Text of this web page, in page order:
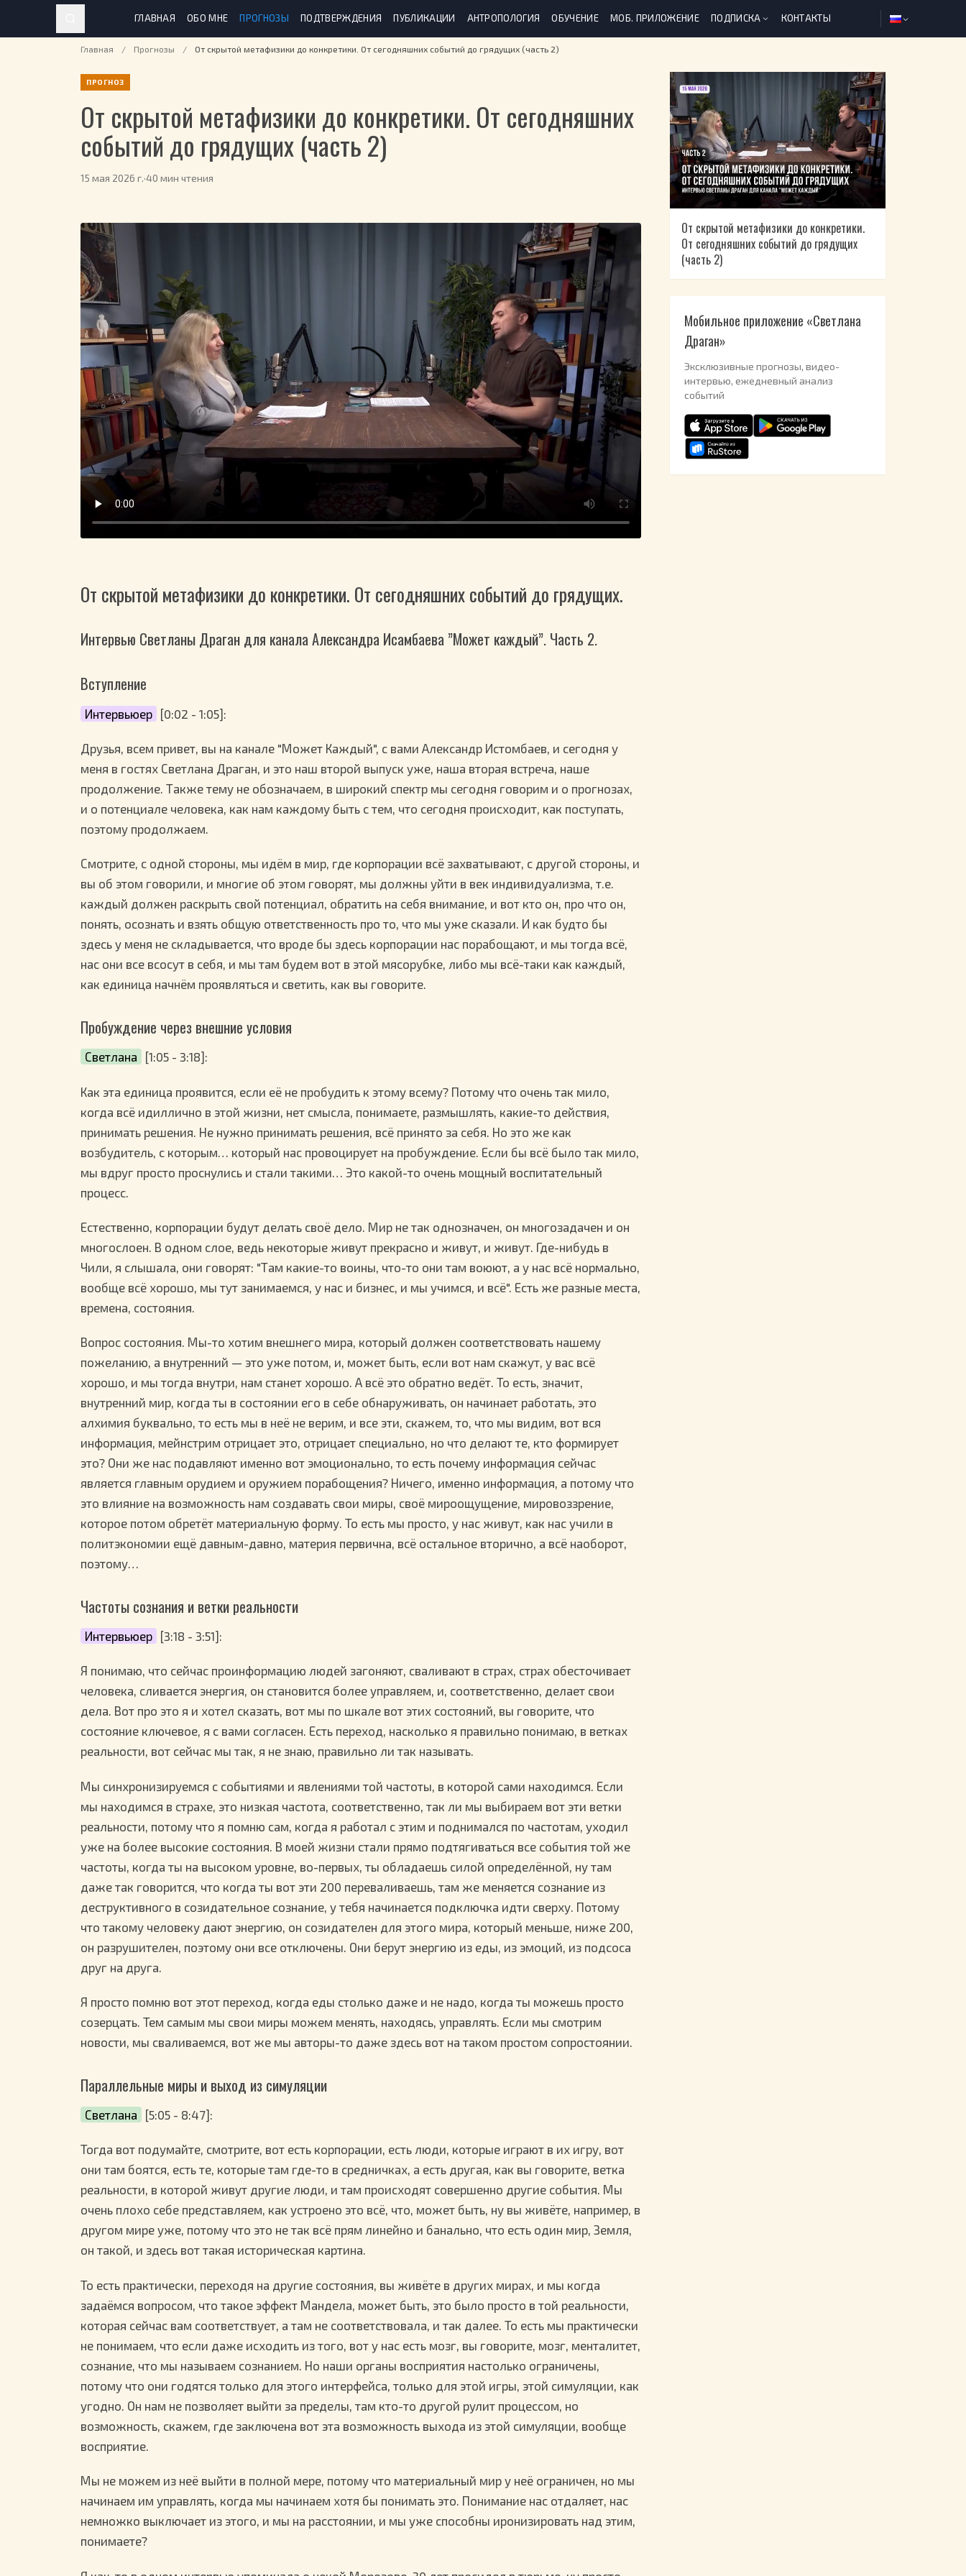
ГЛАВНАЯ ОБО МНЕ ПРОГНОЗЫ ПОДТВЕРЖДЕНИЯ ПУБЛИКАЦИИ АНТРОПОЛОГИЯ ОБУЧЕНИЕ МОБ. ПРИЛОЖЕНИЕ ПОДПИСКА КОНТАКТЫ
Главная / Прогнозы / От скрытой метафизики до конкретики. От сегодняшних событий до грядущих (часть 2)
ПРОГНОЗ
От скрытой метафизики до конкретики. От сегодняшних
событий до грядущих (часть 2)
15 мая 2026 г.·40 мин чтения
От скрытой метафизики до конкретики. От сегодняшних событий до грядущих.
Интервью Светланы Драган для канала Александра Исамбаева ”Может каждый”. Часть 2.
Вступление
Интервьюер [0:02 - 1:05]:
Друзья, всем привет, вы на канале "Может Каждый", с вами Александр Истомбаев, и сегодня у
меня в гостях Светлана Драган, и это наш второй выпуск уже, наша вторая встреча, наше
продолжение. Также тему не обозначаем, в широкий спектр мы сегодня говорим и о прогнозах,
и о потенциале человека, как нам каждому быть с тем, что сегодня происходит, как поступать,
поэтому продолжаем.
Смотрите, с одной стороны, мы идём в мир, где корпорации всё захватывают, с другой стороны, и
вы об этом говорили, и многие об этом говорят, мы должны уйти в век индивидуализма, т.е.
каждый должен раскрыть свой потенциал, обратить на себя внимание, и вот кто он, про что он,
понять, осознать и взять общую ответственность про то, что мы уже сказали. И как будто бы
здесь у меня не складывается, что вроде бы здесь корпорации нас порабощают, и мы тогда всё,
нас они все всосут в себя, и мы там будем вот в этой мясорубке, либо мы всё-таки как каждый,
как единица начнём проявляться и светить, как вы говорите.
Пробуждение через внешние условия
Светлана [1:05 - 3:18]:
Как эта единица проявится, если её не пробудить к этому всему? Потому что очень так мило,
когда всё идиллично в этой жизни, нет смысла, понимаете, размышлять, какие-то действия,
принимать решения. Не нужно принимать решения, всё принято за себя. Но это же как
возбудитель, с которым… который нас провоцирует на пробуждение. Если бы всё было так мило,
мы вдруг просто проснулись и стали такими… Это какой-то очень мощный воспитательный
процесс.
Естественно, корпорации будут делать своё дело. Мир не так однозначен, он многозадачен и он
многослоен. В одном слое, ведь некоторые живут прекрасно и живут, и живут. Где-нибудь в
Чили, я слышала, они говорят: "Там какие-то воины, что-то они там воюют, а у нас всё нормально,
вообще всё хорошо, мы тут занимаемся, у нас и бизнес, и мы учимся, и всё". Есть же разные места,
времена, состояния.
Вопрос состояния. Мы-то хотим внешнего мира, который должен соответствовать нашему
пожеланию, а внутренний — это уже потом, и, может быть, если вот нам скажут, у вас всё
хорошо, и мы тогда внутри, нам станет хорошо. А всё это обратно ведёт. То есть, значит,
внутренний мир, когда ты в состоянии его в себе обнаруживать, он начинает работать, это
алхимия буквально, то есть мы в неё не верим, и все эти, скажем, то, что мы видим, вот вся
информация, мейнстрим отрицает это, отрицает специально, но что делают те, кто формирует
это? Они же нас подавляют именно вот эмоционально, то есть почему информация сейчас
является главным орудием и оружием порабощения? Ничего, именно информация, а потому что
это влияние на возможность нам создавать свои миры, своё мироощущение, мировоззрение,
которое потом обретёт материальную форму. То есть мы просто, у нас живут, как нас учили в
политэкономии ещё давным-давно, материя первична, всё остальное вторично, а всё наоборот,
поэтому…
Частоты сознания и ветки реальности
Интервьюер [3:18 - 3:51]:
Я понимаю, что сейчас проинформацию людей загоняют, сваливают в страх, страх обесточивает
человека, сливается энергия, он становится более управляем, и, соответственно, делает свои
дела. Вот про это я и хотел сказать, вот мы по шкале вот этих состояний, вы говорите, что
состояние ключевое, я с вами согласен. Есть переход, насколько я правильно понимаю, в ветках
реальности, вот сейчас мы так, я не знаю, правильно ли так называть.
Мы синхронизируемся с событиями и явлениями той частоты, в которой сами находимся. Если
мы находимся в страхе, это низкая частота, соответственно, так ли мы выбираем вот эти ветки
реальности, потому что я помню сам, когда я работал с этим и поднимался по частотам, уходил
уже на более высокие состояния. В моей жизни стали прямо подтягиваться все события той же
частоты, когда ты на высоком уровне, во-первых, ты обладаешь силой определённой, ну там
даже так говорится, что когда ты вот эти 200 переваливаешь, там же меняется сознание из
деструктивного в созидательное сознание, у тебя начинается подключка идти сверху. Потому
что такому человеку дают энергию, он созидателен для этого мира, который меньше, ниже 200,
он разрушителен, поэтому они все отключены. Они берут энергию из еды, из эмоций, из подсоса
друг на друга.
Я просто помню вот этот переход, когда еды столько даже и не надо, когда ты можешь просто
созерцать. Тем самым мы свои миры можем менять, находясь, управлять. Если мы смотрим
новости, мы сваливаемся, вот же мы авторы-то даже здесь вот на таком простом сопростоянии.
Параллельные миры и выход из симуляции
Светлана [5:05 - 8:47]:
Тогда вот подумайте, смотрите, вот есть корпорации, есть люди, которые играют в их игру, вот
они там боятся, есть те, которые там где-то в средничках, а есть другая, как вы говорите, ветка
реальности, в которой живут другие люди, и там происходят совершенно другие события. Мы
очень плохо себе представляем, как устроено это всё, что, может быть, ну вы живёте, например, в
другом мире уже, потому что это не так всё прям линейно и банально, что есть один мир, Земля,
он такой, и здесь вот такая историческая картина.
То есть практически, переходя на другие состояния, вы живёте в других мирах, и мы когда
задаёмся вопросом, что такое эффект Мандела, может быть, это было просто в той реальности,
которая сейчас вам соответствует, а там не соответствовала, и так далее. То есть мы практически
не понимаем, что если даже исходить из того, вот у нас есть мозг, вы говорите, мозг, менталитет,
сознание, что мы называем сознанием. Но наши органы восприятия настолько ограничены,
потому что они годятся только для этого интерфейса, только для этой игры, этой симуляции, как
угодно. Он нам не позволяет выйти за пределы, там кто-то другой рулит процессом, но
возможность, скажем, где заключена вот эта возможность выхода из этой симуляции, вообще
восприятие.
Мы не можем из неё выйти в полной мере, потому что материальный мир у неё ограничен, но мы
начинаем им управлять, когда мы начинаем хотя бы понимать это. Понимание нас отдаляет, нас
немножко выключает из этого, и мы на расстоянии, и мы уже способны иронизировать над этим,
понимаете?
От скрытой метафизики до конкретики.
От сегодняшних событий до грядущих
(часть 2)
Мобильное приложение «Светлана
Драган»
Эксклюзивные прогнозы, видео-
интервью, ежедневный анализ
событий